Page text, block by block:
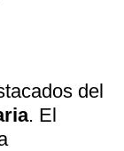
del
. El